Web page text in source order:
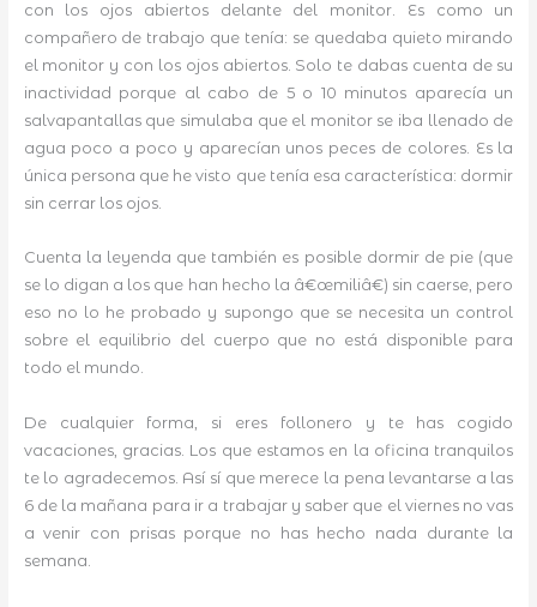
con los ojos abiertos delante del monitor. Es como un
compañero de trabajo que tenía: se quedaba quieto mirando
el monitor y con los ojos abiertos. Solo te dabas cuenta de su
inactividad porque al cabo de 5 o 10 minutos aparecía un
salvapantallas que simulaba que el monitor se iba llenado de
agua poco a poco y aparecían unos peces de colores. Es la
única persona que he visto que tenía esa característica: dormir
sin cerrar los ojos.
Cuenta la leyenda que también es posible dormir de pie (que
se lo digan a los que han hecho la â€œmiliâ€) sin caerse, pero
eso no lo he probado y supongo que se necesita un control
sobre el equilibrio del cuerpo que no está disponible para
todo el mundo.
De cualquier forma, si eres follonero y te has cogido
vacaciones, gracias. Los que estamos en la oficina tranquilos
te lo agradecemos. Así sí que merece la pena levantarse a las
6 de la mañana para ir a trabajar y saber que el viernes no vas
a venir con prisas porque no has hecho nada durante la
semana.